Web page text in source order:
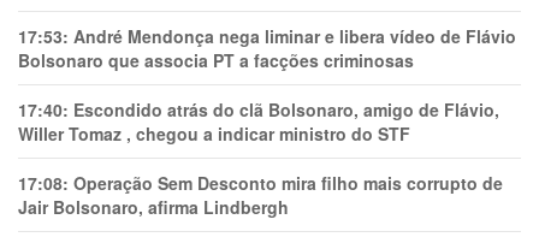
17:53: André Mendonça nega liminar e libera vídeo de Flávio
Bolsonaro que associa PT a facções criminosas
17:40: Escondido atrás do clã Bolsonaro, amigo de Flávio,
Willer Tomaz , chegou a indicar ministro do STF
17:08: Operação Sem Desconto mira filho mais corrupto de
Jair Bolsonaro, afirma Lindbergh